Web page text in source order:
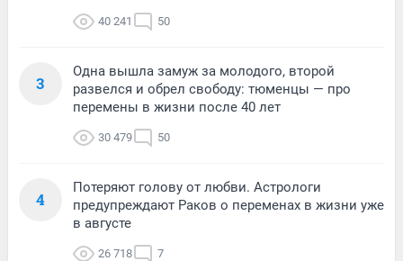
40 241 50
3
Одна вышла замуж за молодого, второй
развелся и обрел свободу: тюменцы — про
перемены в жизни после 40 лет
30 479 50
4
Потеряют голову от любви. Астрологи
предупреждают Раков о переменах в жизни уже
в августе
26 718 7